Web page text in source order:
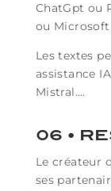
ChatGpt ou
ou
Les textes
assistance
Mistral….
06 •
Le créateur
ses